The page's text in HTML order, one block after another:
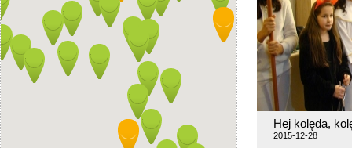
Hej kolęda,
2015-12-28